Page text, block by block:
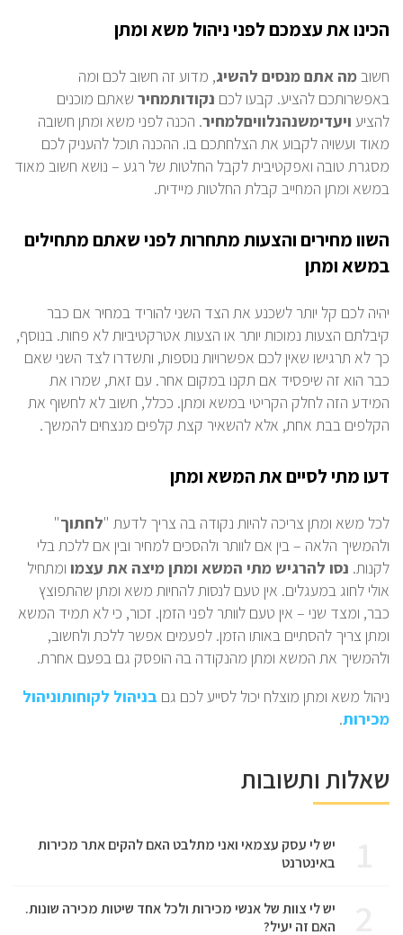
הכינו את עצמכם לפני ניהול משא ומתן
חשוב מה אתם מנסים להשיג, מדוע זה חשוב לכם ומה
באפשרותכם להציע. קבעו לכם נקודותמחיר שאתם מוכנים
להציע ויעדימשנהנלוויםלמחיר. הכנה לפני משא ומתן חשובה
מאוד ועשויה לקבוע את הצלחתכם בו. ההכנה תוכל להעניק לכם
מסגרת טובה ואפקטיבית לקבל החלטות של רגע – נושא חשוב מאוד
במשא ומתן המחייב קבלת החלטות מיידית.
השוו מחירים והצעות מתחרות לפני שאתם מתחילים
במשא ומתן
יהיה לכם קל יותר לשכנע את הצד השני להוריד במחיר אם כבר
קיבלתם הצעות נמוכות יותר או הצעות אטרקטיביות לא פחות. בנוסף,
כך לא תרגישו שאין לכם אפשרויות נוספות, ותשדרו לצד השני שאם
כבר הוא זה שיפסיד אם תקנו במקום אחר. עם זאת, שמרו את
המידע הזה לחלק הקריטי במשא ומתן. ככלל, חשוב לא לחשוף את
הקלפים בבת אחת, אלא להשאיר קצת קלפים מנצחים להמשך.
דעו מתי לסיים את המשא ומתן
לכל משא ומתן צריכה להיות נקודה בה צריך לדעת "לחתוך"
ולהמשיך הלאה – בין אם לוותר ולהסכים למחיר ובין אם ללכת בלי
לקנות. נסו להרגיש מתי המשא ומתן מיצה את עצמו ומתחיל
אולי לחוג במעגלים. אין טעם לנסות להחיות משא ומתן שהתפוצץ
כבר, ומצד שני – אין טעם לוותר לפני הזמן. זכור, כי לא תמיד המשא
ומתן צריך להסתיים באותו הזמן. לפעמים אפשר ללכת ולחשוב,
ולהמשיך את המשא ומתן מהנקודה בה הופסק גם בפעם אחרת.
ניהול משא ומתן מוצלח יכול לסייע לכם גם בניהול לקוחותוניהול
מכירות.
שאלות ותשובות
יש לי עסק עצמאי ואני מתלבט האם להקים אתר מכירות
באינטרנט
יש לי צוות של אנשי מכירות ולכל אחד שיטות מכירה שונות.
האם זה יעיל?